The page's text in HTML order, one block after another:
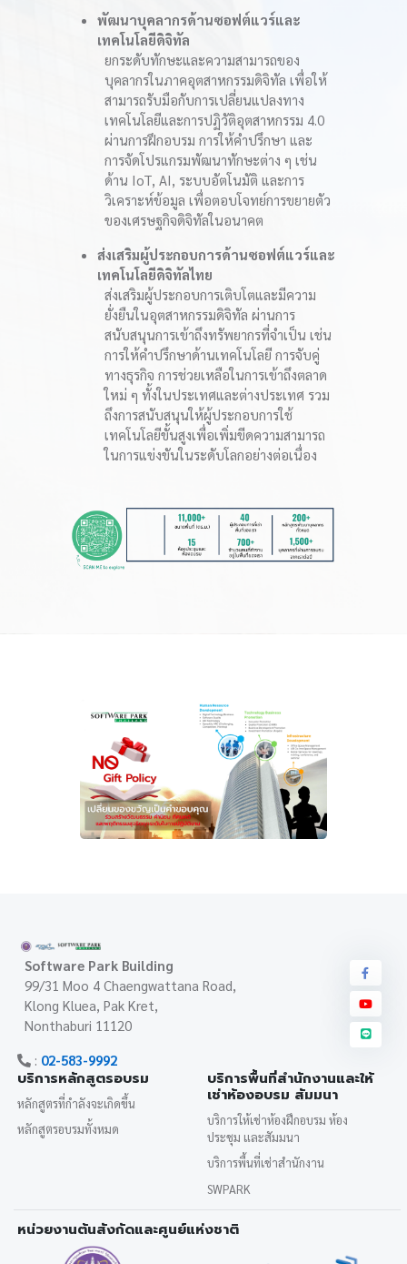
พัฒนาบุคลากรด้านซอฟต์แวร์และ
เทคโนโลยีดิจิทัล
ยกระดับทักษะและความสามารถของ
บุคลากรในภาคอุตสาหกรรมดิจิทัล เพื่อให้
สามารถรับมือกับการเปลี่ยนแปลงทาง
เทคโนโลยีและการปฏิวัติอุตสาหกรรม 4.0
ผ่านการฝึกอบรม การให้คำปรึกษา และ
การจัดโปรแกรมพัฒนาทักษะต่าง ๆ เช่น
ด้าน IoT, AI, ระบบอัตโนมัติ และการ
วิเคราะห์ข้อมูล เพื่อตอบโจทย์การขยายตัว
ของเศรษฐกิจดิจิทัลในอนาคต
ส่งเสริมผู้ประกอบการด้านซอฟต์แวร์และ
เทคโนโลยีดิจิทัลไทย
ส่งเสริมผู้ประกอบการเติบโตและมีความ
ยั่งยืนในอุตสาหกรรมดิจิทัล ผ่านการ
สนับสนุนการเข้าถึงทรัพยากรที่จำเป็น เช่น
การให้คำปรึกษาด้านเทคโนโลยี การจับคู่
ทางธุรกิจ การช่วยเหลือในการเข้าถึงตลาด
ใหม่ ๆ ทั้งในประเทศและต่างประเทศ รวม
ถึงการสนับสนุนให้ผู้ประกอบการใช้
เทคโนโลยีขั้นสูงเพื่อเพิ่มขีดความสามารถ
ในการแข่งขันในระดับโลกอย่างต่อเนื่อง
Software Park Building
99/31 Moo 4 Chaengwattana Road,
Klong Kluea, Pak Kret,
Nonthaburi 11120
: 02-583-9992
บริการหลักสูตรอบรม
หลักสูตรที่กำลังจะเกิดขึ้น
หลักสูตรอบรมทั้งหมด
บริการพื้นที่สำนักงานและให้
เช่าห้องอบรม สัมมนา
บริการให้เช่าห้องฝึกอบรม ห้อง
ประชุม และสัมมนา
บริการพื้นที่เช่าสำนักงาน
SWPARK
หน่วยงานต้นสังกัดและศูนย์แห่งชาติ